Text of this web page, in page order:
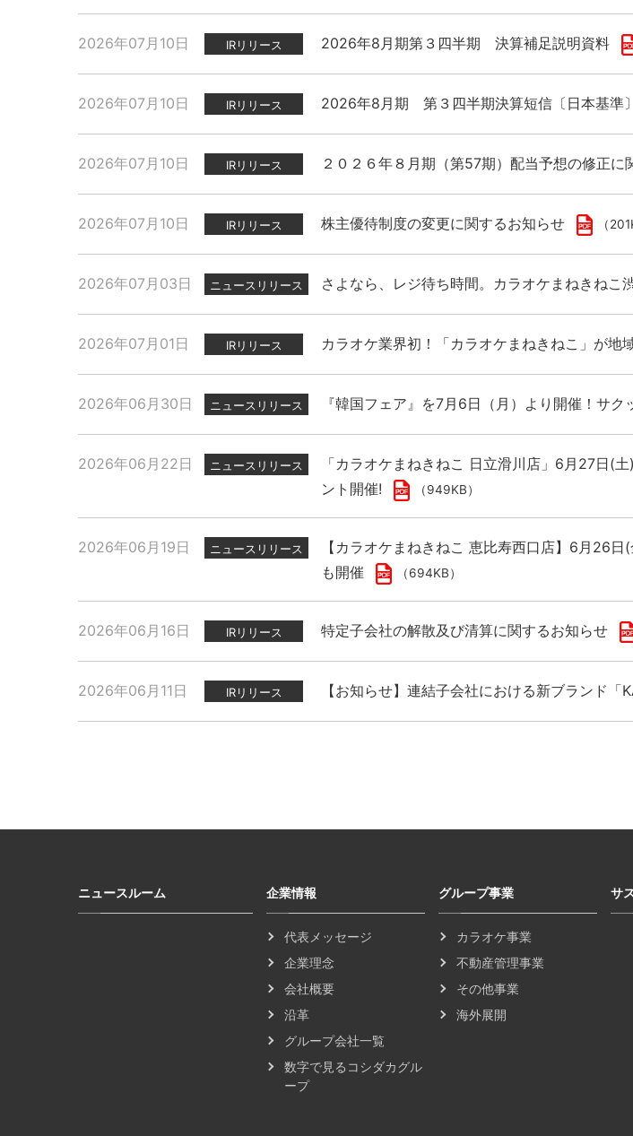
2026年07月10日 IRリリース 2026年8月期第３四半期 決算補足説明資料
2026年07月10日 IRリリース 2026年8月期 第３四半期決算短信〔日本基準
2026年07月10日 IRリリース ２０２６年８月期（第57期）配当予想の修正に
2026年07月10日 IRリリース 株主優待制度の変更に関するお知らせ （
2026年07月03日 ニュースリリース さよなら、レジ待ち時間。カラオケまねきね
2026年07月01日 IRリリース カラオケ業界初！「カラオケまねきねこ」が地
2026年06月30日 ニュースリリース 『韓国フェア』を7月6日（月）より開催！サ
2026年06月22日 ニュースリリース
「カラオケまねきねこ 日立滑川店」6月27日(
ント開催!
（949KB）
2026年06月19日 ニュースリリース
【カラオケまねきねこ 恵比寿西口店】6月26
も開催
（694KB）
2026年06月16日 IRリリース 特定子会社の解散及び清算に関するお知らせ
2026年06月11日 IRリリース 【お知らせ】連結子会社における新ブランド
ニュースルーム 企業情報
代表メッセージ
企業理念
会社概要
沿革
グループ会社一覧
数字で見るコシダカグル
ープ
グループ事業
カラオケ事業
不動産管理事業
その他事業
海外展開
サ